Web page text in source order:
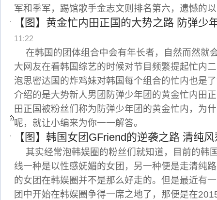
军和季军，踢馆歌手金志文则排名第六，遗憾的
【图】黄金忙内田正国的大势之路 防弹少
11:22
在韩国的团体组合中会有年长者，自然而然就
大网友在看韩国综艺的时候对节目频繁提起忙内
泡思密达国的炸鸡妹对韩国每个组合的忙内也是
介绍的是大势新人男团防弹少年团的黄金忙内田
田正国被粉丝们称为防弹少年团的黄金忙内，为
呢，就让小编来为你一一解答。
【图】韩国女团GFriend的逆袭之路 清纯
其实经常泡韩娱圈的粉丝们就知道，目前的韩
线一种是以性感妩媚的女团，另一种便是走清纯
的女团在韩娱圈并不是那么好走的。但是最近有
团中开始在韩娱圈争得一席之地了，那便是在